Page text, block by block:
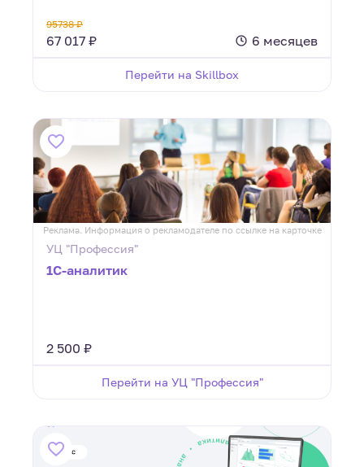
95738 ₽
67 017 ₽ 6 месяцев
Перейти на Skillbox
Реклама. Информация о рекламодателе по ссылке на карточке
УЦ "Профессия"
1С-аналитик
2 500 ₽
Перейти на УЦ "Профессия"